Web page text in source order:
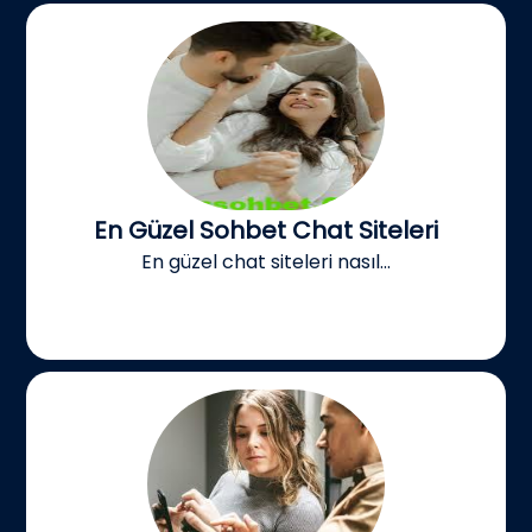
En Güzel Sohbet Chat Siteleri
En güzel chat siteleri nasıl...